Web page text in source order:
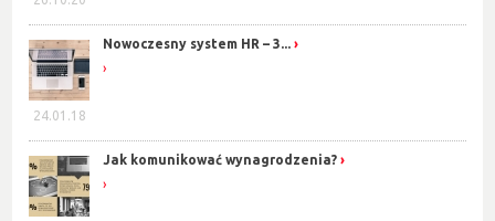
24.01.18
Nowoczesny system HR – 3...
Jak komunikować wynagrodzenia?